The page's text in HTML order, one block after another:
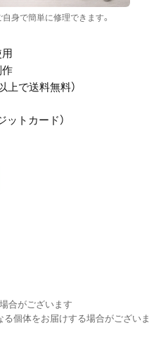
身で簡単に修理できます。
上で送料無料）
ットカード）
合がございます
個体をお届けする場合がございま